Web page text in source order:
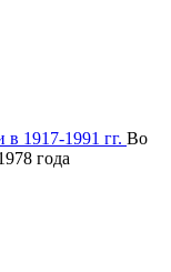
1917-1991 гг. Во
года